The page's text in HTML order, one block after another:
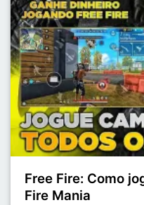
Free Fire: Como
Fire Mania